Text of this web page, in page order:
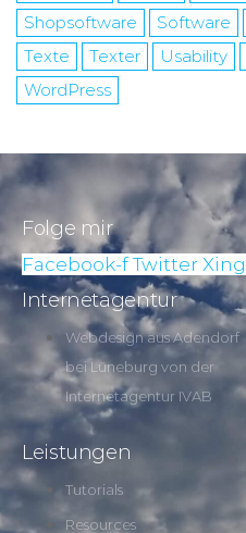
Shopsoftware
Software
Texte
Texter Usability
WordPress
Folge mir
Facebook-f Twitter Xing
Internetagentur
Webdesign aus Adendorf
bei Lüneburg von der
Internetagentur IVAB
Leistungen
Tutorials
Resources